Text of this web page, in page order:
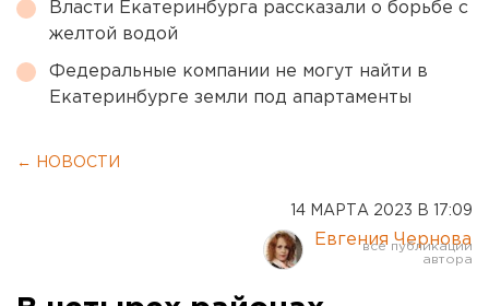
Власти Екатеринбурга рассказали о борьбе с
желтой водой
Федеральные компании не могут найти в
Екатеринбурге земли под апартаменты
← НОВОСТИ
14 МАРТА 2023 В 17:09
Евгения Чернова